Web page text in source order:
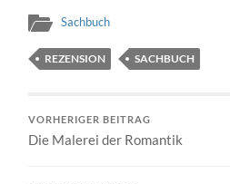
Sachbuch
REZENSION SACHBUCH
VORHERIGER BEITRAG
Die Malerei der Romantik